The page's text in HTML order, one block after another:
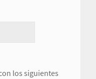
los siguientes